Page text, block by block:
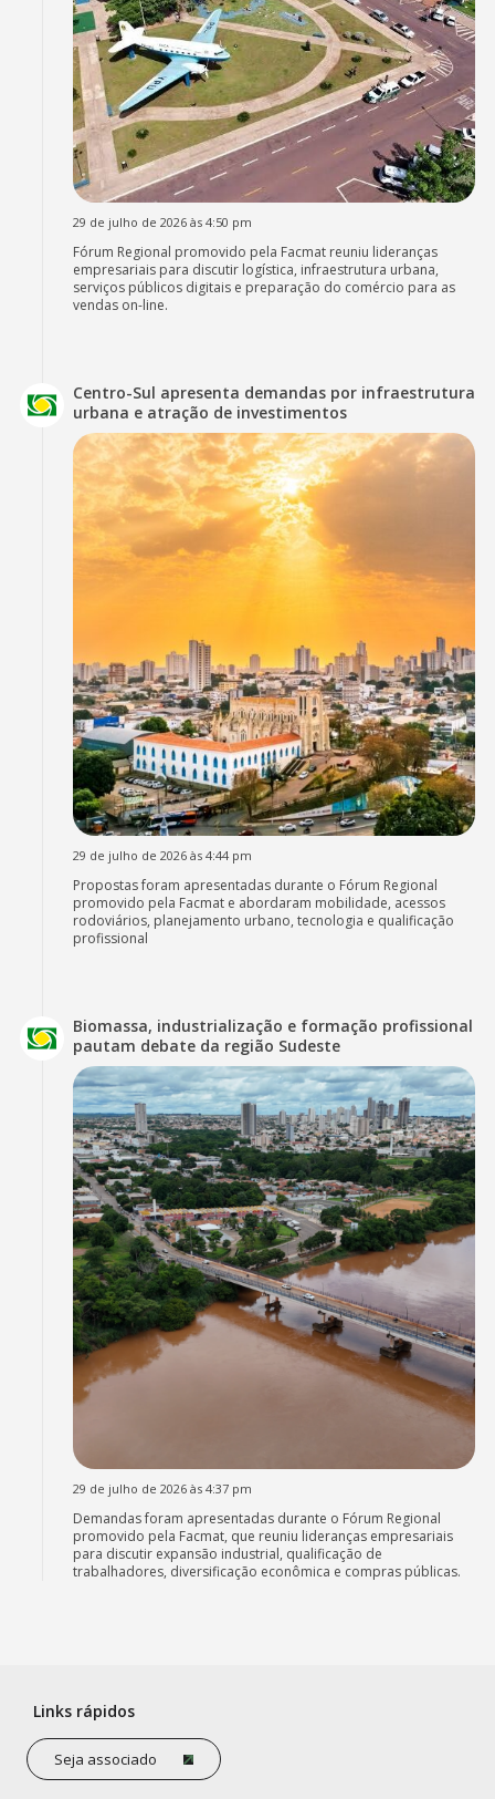
29 de julho de 2026 às 4:50 pm
Fórum Regional promovido pela Facmat reuniu lideranças
empresariais para discutir logística, infraestrutura urbana,
serviços públicos digitais e preparação do comércio para as
vendas on-line.
Centro-Sul apresenta demandas por infraestrutura
urbana e atração de investimentos
29 de julho de 2026 às 4:44 pm
Propostas foram apresentadas durante o Fórum Regional
promovido pela Facmat e abordaram mobilidade, acessos
rodoviários, planejamento urbano, tecnologia e qualificação
profissional
Biomassa, industrialização e formação profissional
pautam debate da região Sudeste
29 de julho de 2026 às 4:37 pm
Demandas foram apresentadas durante o Fórum Regional
promovido pela Facmat, que reuniu lideranças empresariais
para discutir expansão industrial, qualificação de
trabalhadores, diversificação econômica e compras públicas.
Links rápidos
Seja associado